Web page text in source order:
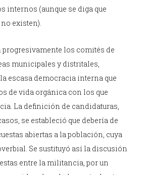
internos (aunque se diga que
existen).
progresivamente los comités de
municipales y distritales,
escasa democracia interna que
de vida orgánica con los que
La definición de candidaturas,
se estableció que debería de
abiertas a la población, cuya
Se sustituyó así la discusión
entre la militancia, por un